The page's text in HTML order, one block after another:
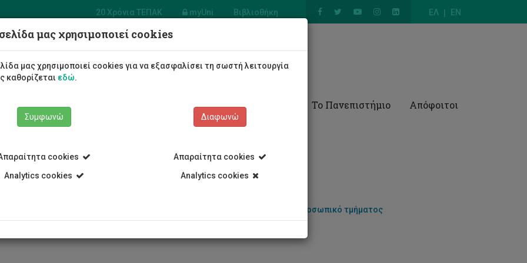
ΕΛ EN
20 Χρόνια ΤΕΠΑΚ myUni Βιβλιοθήκη
Μηχανολόγων
και Επιστήμης
Υλικών
Σπουδές Το Πανεπιστήμιο Απόφοιτοι
Προσωπικό τμήματος
μας χρησιμοποιεί cookies
μας χρησιμοποιεί cookies για να εξασφαλίσει τη σωστή λειτουργία
καθορίζεται εδώ.
Συμφωνώ
cookies
Analytics cookies
Διαφωνώ
Απαραίτητα cookies
Analytics cookies